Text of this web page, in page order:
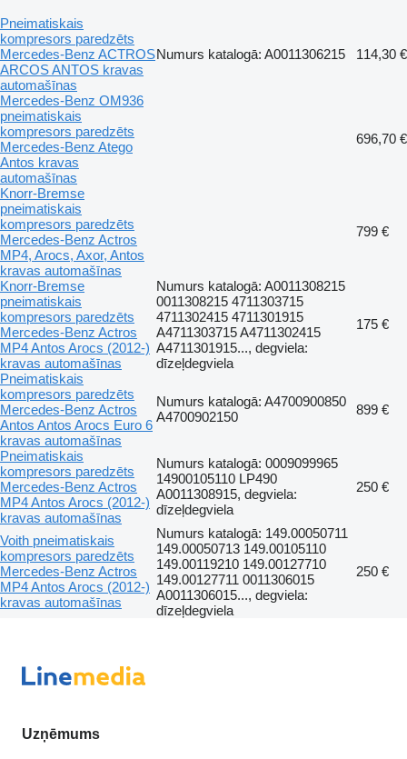
Pneimatiskais
kompresors paredzēts
Mercedes-Benz ACTROS
ARCOS ANTOS kravas
automašīnas
Numurs katalogā: A0011306215 114,30 €
Mercedes-Benz OM936
pneimatiskais
kompresors paredzēts
Mercedes-Benz Atego
Antos kravas
automašīnas
696,70 €
Knorr-Bremse
pneimatiskais
kompresors paredzēts
Mercedes-Benz Actros
MP4, Arocs, Axor, Antos
kravas automašīnas
799 €
Knorr-Bremse
pneimatiskais
kompresors paredzēts
Mercedes-Benz Actros
MP4 Antos Arocs (2012-)
kravas automašīnas
Numurs katalogā: A0011308215
0011308215 4711303715
4711302415 4711301915
A4711303715 A4711302415
A4711301915..., degviela:
dīzeļdegviela
175 €
Pneimatiskais
kompresors paredzēts
Mercedes-Benz Actros
Antos Antos Arocs Euro 6
kravas automašīnas
Numurs katalogā: A4700900850
A4700902150
899 €
Pneimatiskais
kompresors paredzēts
Mercedes-Benz Actros
MP4 Antos Arocs (2012-)
kravas automašīnas
Numurs katalogā: 0009099965
14900105110 LP490
A0011308915, degviela:
dīzeļdegviela
250 €
Voith pneimatiskais
kompresors paredzēts
Mercedes-Benz Actros
MP4 Antos Arocs (2012-)
kravas automašīnas
Numurs katalogā: 149.00050711
149.00050713 149.00105110
149.00119210 149.00127710
149.00127711 0011306015
A0011306015..., degviela:
dīzeļdegviela
250 €
Uzņēmums